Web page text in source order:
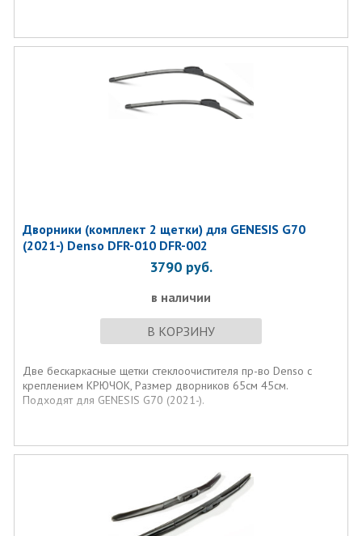
Дворники (комплект 2 щетки) для GENESIS G70
(2021-) Denso DFR-010 DFR-002
3790 руб.
в наличии
В КОРЗИНУ
Две бескаркасные щетки стеклоочистителя пр-во Denso с
креплением КРЮЧОК, Размер дворников 65см 45см.
Подходят для GENESIS G70 (2021-).